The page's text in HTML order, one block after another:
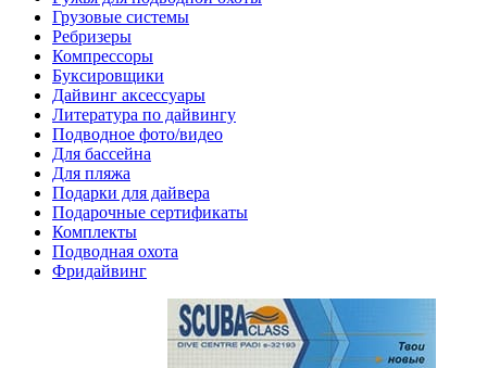
Грузовые системы
Ребризеры
Компрессоры
Буксировщики
Дайвинг аксессуары
Литература по дайвингу
Подводное фото/видео
Для бассейна
Для пляжа
Подарки для дайвера
Подарочные сертификаты
Комплекты
Подводная охота
Фридайвинг